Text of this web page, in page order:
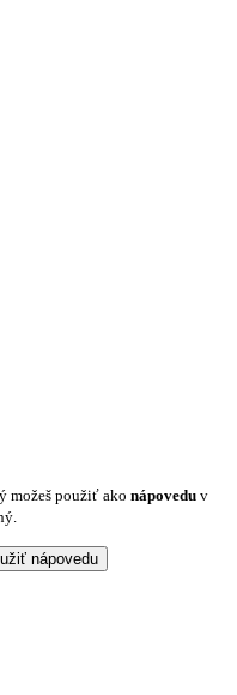
možeš použiť ako nápovedu v